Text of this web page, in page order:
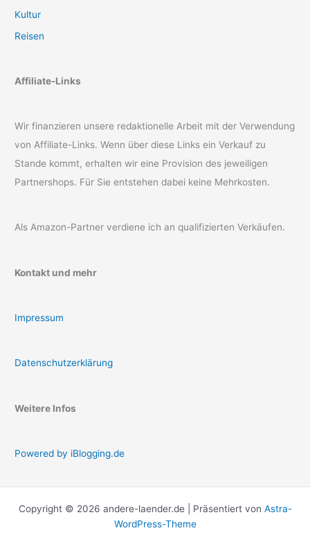
Kultur
Reisen
Affiliate-Links
Wir finanzieren unsere redaktionelle Arbeit mit der Verwendung
von Affiliate-Links. Wenn über diese Links ein Verkauf zu
Stande kommt, erhalten wir eine Provision des jeweiligen
Partnershops. Für Sie entstehen dabei keine Mehrkosten.
Als Amazon-Partner verdiene ich an qualifizierten Verkäufen.
Kontakt und mehr
Impressum
Datenschutzerklärung
Weitere Infos
Powered by iBlogging.de
Copyright © 2026 andere-laender.de | Präsentiert von Astra-
WordPress-Theme